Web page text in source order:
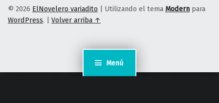
Menú
© 2026 ElNovelero variadito | Utilizando el tema Modern para
WordPress. | Volver arriba ↑